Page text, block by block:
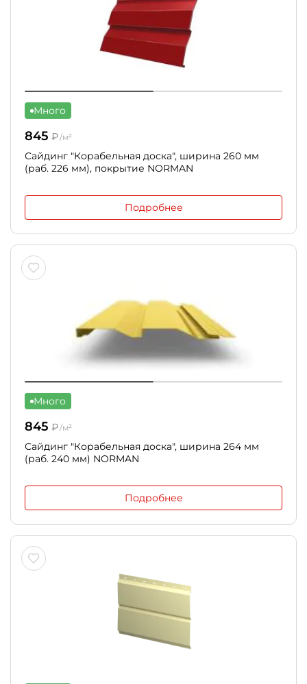
Много
845 ₽/м²
Сайдинг "Корабельная доска", ширина 260 мм
(раб. 226 мм), покрытие NORMAN
Подробнее
Много
845 ₽/м²
Сайдинг "Корабельная доска", ширина 264 мм
(раб. 240 мм) NORMAN
Подробнее